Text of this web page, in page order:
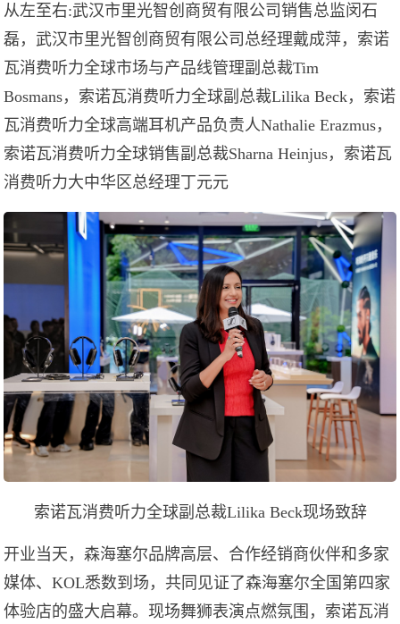
从左至右:武汉市里光智创商贸有限公司销售总监闵石
磊，武汉市里光智创商贸有限公司总经理戴成萍，索诺
瓦消费听力全球市场与产品线管理副总裁Tim
Bosmans，索诺瓦消费听力全球副总裁Lilika Beck，索诺
瓦消费听力全球高端耳机产品负责人Nathalie Erazmus，
索诺瓦消费听力全球销售副总裁Sharna Heinjus，索诺瓦
消费听力大中华区总经理丁元元
索诺瓦消费听力全球副总裁Lilika Beck现场致辞
开业当天，森海塞尔品牌高层、合作经销商伙伴和多家
媒体、KOL悉数到场，共同见证了森海塞尔全国第四家
体验店的盛大启幕。现场舞狮表演点燃氛围，索诺瓦消